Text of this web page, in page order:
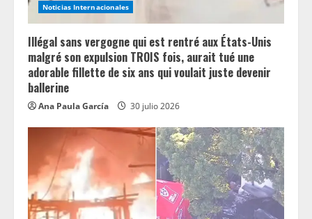
Noticias Internacionales
Illégal sans vergogne qui est rentré aux États-Unis
malgré son expulsion TROIS fois, aurait tué une
adorable fillette de six ans qui voulait juste devenir
ballerine
Ana Paula García 30 julio 2026